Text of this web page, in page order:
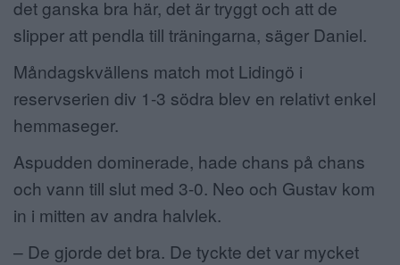
det ganska bra här, det är tryggt och att de
slipper att pendla till träningarna, säger Daniel.
Måndagskvällens match mot Lidingö i
reservserien div 1-3 södra blev en relativt enkel
hemmaseger.
Aspudden dominerade, hade chans på chans
och vann till slut med 3-0. Neo och Gustav kom
in i mitten av andra halvlek.
– De gjorde det bra. De tyckte det var mycket